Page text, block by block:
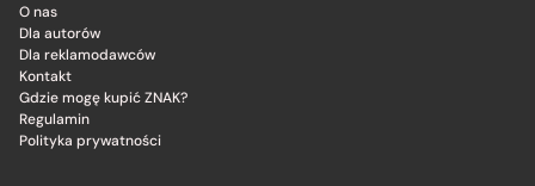
O nas
Dla autorów
Dla reklamodawców
Kontakt
Gdzie mogę kupić ZNAK?
Regulamin
Polityka prywatności